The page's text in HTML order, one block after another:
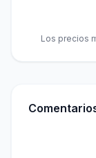
Los precios